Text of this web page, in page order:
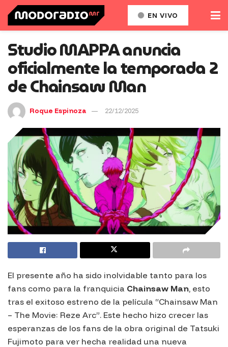
EN VIVO
Studio MAPPA anuncia
oficialmente la temporada 2
de Chainsaw Man
Roque Espinoza 22/12/2025
El presente año ha sido inolvidable tanto para los
fans como para la franquicia Chainsaw Man, esto
tras el exitoso estreno de la película “Chainsaw Man
– The Movie: Reze Arc”. Este hecho hizo crecer las
esperanzas de los fans de la obra original de Tatsuki
Fujimoto para ver hecha realidad una nueva